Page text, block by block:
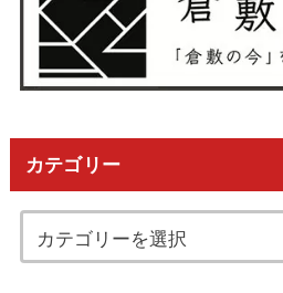
カテゴリー